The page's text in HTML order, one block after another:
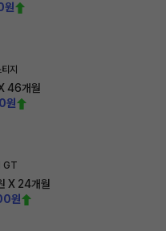
지
46개월
원
GT
X 24개월
원